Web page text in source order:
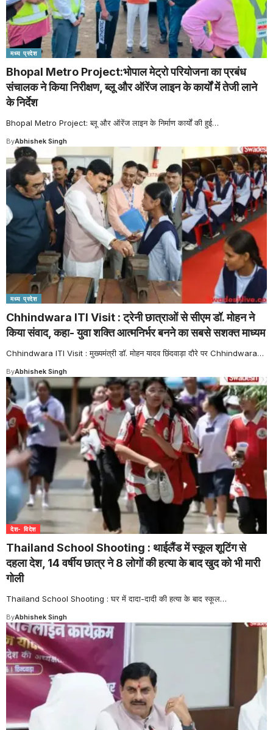
मध्य प्रदेश
Bhopal Metro Project:भोपाल मेट्रो परियोजना का प्रबंध
संचालक ने किया निरीक्षण, ब्लू और ऑरेंज लाइन के कार्यों में तेजी लाने
के निर्देश
Bhopal Metro Project: ब्लू और ऑरेंज लाइन के निर्माण कार्यों की हुई…
ByAbhishek Singh
मध्य प्रदेश
Chhindwara ITI Visit : ट्रेनी छात्राओं से सीएम डॉ. मोहन ने
किया संवाद, कहा- युवा शक्ति आत्मनिर्भर बनने का सबसे सशक्त माध्यम
Chhindwara ITI Visit : मुख्यमंत्री डॉ. मोहन यादव छिंदवाड़ा दौरे पर Chhindwara…
ByAbhishek Singh
देश- विदेश
Thailand School Shooting : थाईलैंड में स्कूल शूटिंग से
दहला देश, 14 वर्षीय छात्र ने 8 लोगों की हत्या के बाद खुद को भी मारी
गोली
Thailand School Shooting : घर में दादा-दादी की हत्या के बाद स्कूल…
ByAbhishek Singh